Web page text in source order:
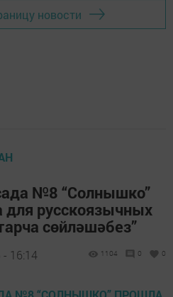
новости
№8 “Солнышко”
русскоязычных
сөйләшәбез”
- 16:14 1104 0 0